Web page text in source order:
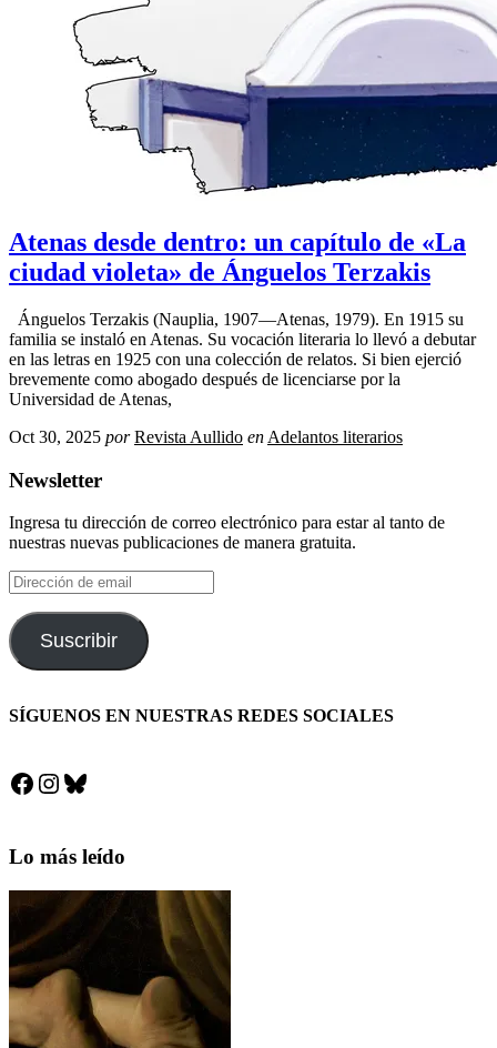
Atenas desde dentro: un capítulo de «La
ciudad violeta» de Ánguelos Terzakis
Ánguelos Terzakis (Nauplia, 1907—Atenas, 1979). En 1915 su
familia se instaló en Atenas. Su vocación literaria lo llevó a debutar
en las letras en 1925 con una colección de relatos. Si bien ejerció
brevemente como abogado después de licenciarse por la
Universidad de Atenas,
Oct 30, 2025 por Revista Aullido en Adelantos literarios
Newsletter
Ingresa tu dirección de correo electrónico para estar al tanto de
nuestras nuevas publicaciones de manera gratuita.
Dirección
de
email
Suscribir
SÍGUENOS EN NUESTRAS REDES SOCIALES
Facebook
Instagram
Bluesky
Lo más leído